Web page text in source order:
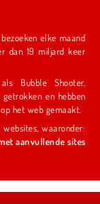
elke maand
dan 19 miljard keer
Bubble Shooter,
ze daarmee tot een van de meest iconische spelletjes op het web gemaakt.
waaronder:
aanvullende sites